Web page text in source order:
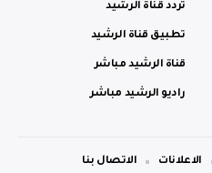
تردد قناة الرشيد
تطبيق قناة الرشيد
قناة الرشيد مباشر
راديو الرشيد مباشر
الاعلانات الاتصال بنا